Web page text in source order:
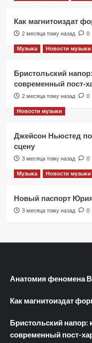
Как магнитоиздат
2 месяца тому назад 0
Музыка Новости музыки
Бристольский
современный пост-
2 месяца тому назад 0
Новости музыки
Джейсон Ньюстед
сцену
3 месяца тому назад 0
Музыка Новости музыки
Новый паспорт
3 месяца тому назад 0
Анатомия феномена
Как магнитоиздат
Бристольский напор:
современный пост-